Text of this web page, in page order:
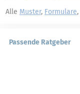
Alle Muster, Formulare,
Passende Ratgeber